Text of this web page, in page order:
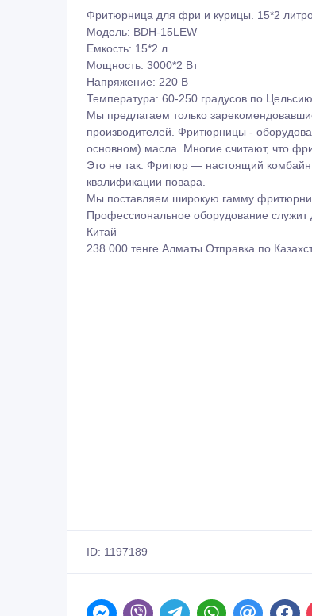
Фритюрница для фри и курицы. 15*2
Модель: BDH-15LEW
Емкость: 15*2 л
Мощность: 3000*2 Вт
Напряжение: 220 В
Температура: 60-250 градусов по Цельсию
Мы предлагаем только
производителей. Фритюрницы -
основном) масла. Многие считают, что
Это не так. Фритюр ― настоящий комбайн
квалификации повара.
Мы поставляем широкую гамму
Профессиональное оборудование служит
Китай
238 000 тенге Алматы Отправка по
ID: 1197189